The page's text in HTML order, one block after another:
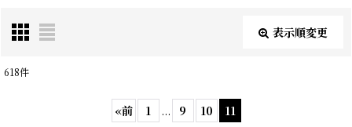
表示順変更
閉じる
618件
«前 1 ... 9 10 11